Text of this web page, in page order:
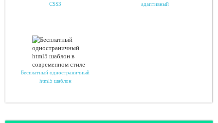
CSS3
адаптивный
Бесплатный одностраничный
html5 шаблон